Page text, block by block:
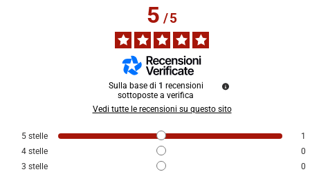
5/5
Sulla base di 1 recensioni
sottoposte a verifica
Vedi tutte le recensioni su questo sito
5 stelle
1
4 stelle
0
3 stelle
0